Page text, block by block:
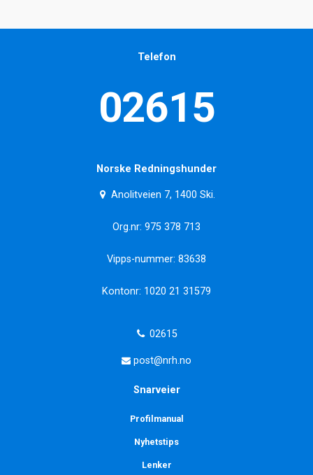
Telefon
02615
Norske Redningshunder
Anolitveien 7, 1400 Ski.
Org.nr: 975 378 713
Vipps-nummer: 83638
Kontonr: 1020 21 31579
02615
post@nrh.no
Snarveier
Profilmanual
Nyhetstips
Lenker